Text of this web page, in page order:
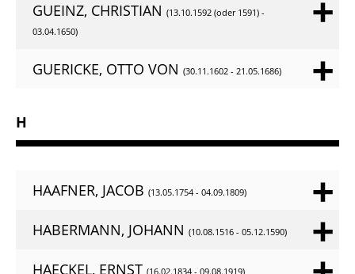
GUEINZ, CHRISTIAN (13.10.1592 (oder 1591) -
03.04.1650)
GUERICKE, OTTO VON (30.11.1602 - 21.05.1686)
H
HAAFNER, JACOB (13.05.1754 - 04.09.1809)
HABERMANN, JOHANN (10.08.1516 - 05.12.1590)
HAECKEL, ERNST (16.02.1834 - 09.08.1919)